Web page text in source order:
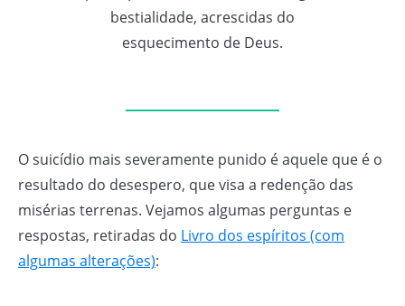
bestialidade, acrescidas do
esquecimento de Deus.
O suicídio mais severamente punido é aquele que é o
resultado do desespero, que visa a redenção das
misérias terrenas. Vejamos algumas perguntas e
respostas, retiradas do Livro dos espíritos (com
algumas alterações):